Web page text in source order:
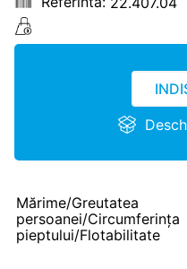
Mărime/Greutatea
persoanei/Circumferinţa
pieptului/Flotabilitate